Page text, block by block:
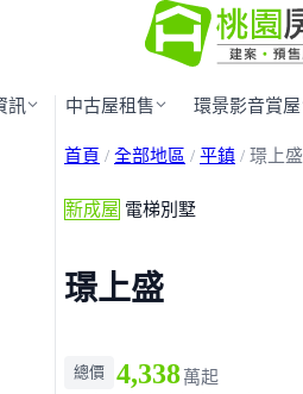
訊 中古屋租售 環景影音賞屋
首頁 / 全部地區 / 平鎮 / 璟上盛
新成屋 電梯別墅
璟上盛
總價 4,338萬起